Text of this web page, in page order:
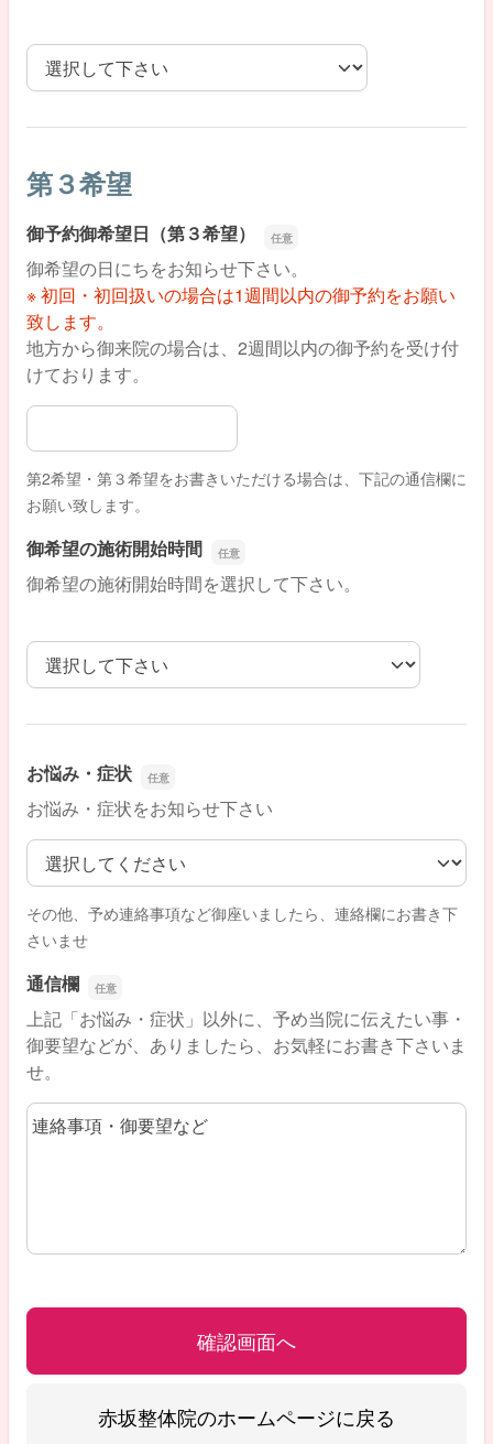
御希望の施術開始時間
第３希望
御予約御希望日（第３希望）
御希望の日にちをお知らせ下さい。
※ 初回・初回扱いの場合は1週間以内の御予約をお願い
致します。
地方から御来院の場合は、2週間以内の御予約を受け付
けております。
御予約御希望日（第３希望）
第2希望・第３希望をお書きいただける場合は、下記の通信欄に
お願い致します。
御希望の施術開始時間
御希望の施術開始時間を選択して下さい。
御希望の施術開始時間
お悩み・症状
お悩み・症状をお知らせ下さい
お悩み・症状
その他、予め連絡事項など御座いましたら、連絡欄にお書き下
さいませ
通信欄
上記「お悩み・症状」以外に、予め当院に伝えたい事・
御要望などが、ありましたら、お気軽にお書き下さいま
せ。
通信欄